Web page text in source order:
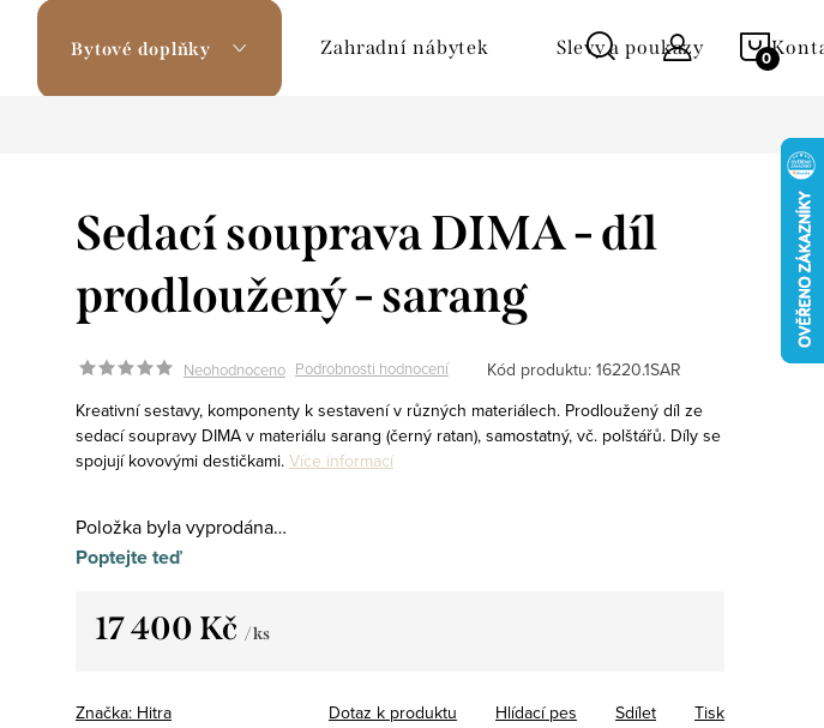
Bytové doplňky Zahradní nábytek Slevy a poukazy
Sedací souprava DIMA - díl
prodloužený - sarang
Neohodnoceno Podrobnosti hodnocení Kód produktu: 16220.1SAR
Kreativní sestavy, komponenty k sestavení v různých materiálech. Prodloužený díl ze
sedací soupravy DIMA v materiálu sarang (černý ratan), samostatný, vč. polštářů. Díly se
spojují kovovými destičkami. Více informací
Položka byla vyprodána…
Poptejte teď
17 400 Kč / ks
Značka: Hitra Tisk
Dotaz k produktu Hlídací pes Sdílet